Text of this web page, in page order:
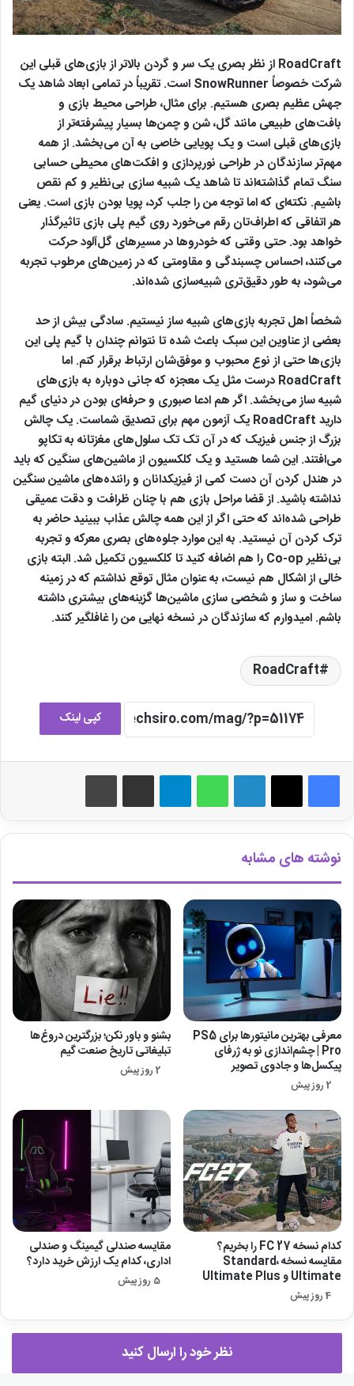
RoadCraft از نظر بصری یک سر و گردن بالاتر از بازی‌های قبلی این
شرکت خصوصاً SnowRunner است. تقریباً در تمامی ابعاد شاهد یک
جهش عظیم بصری هستیم. برای مثال، طراحی محیط بازی و
بافت‌های طبیعی مانند گل، شن و چمن‌ها بسیار پیشرفته‌تر از
بازی‌های قبلی است و یک پویایی خاصی به آن می‌بخشد. از همه
مهم‌تر سازندگان در طراحی نورپردازی و افکت‌های محیطی حسابی
سنگ تمام گذاشته‌اند تا شاهد یک شبیه سازی بی‌نظیر و کم نقص
باشیم. نکته‌ای که اما توجه من را جلب کرد، پویا بودن بازی است. یعنی
هر اتفاقی که اطراف‌تان رقم می‌خورد روی گیم پلی بازی تاثیرگذار
خواهد بود. حتی وقتی که خودروها در مسیرهای گل‌آلود حرکت
می‌کنند، احساس چسبندگی و مقاومتی که در زمین‌های مرطوب تجربه
می‌شود، به طور دقیق‌تری شبیه‌سازی شده‌اند.
شخصاً اهل تجربه بازی‌های شبیه ساز نیستیم. سادگی بیش از حد
بعضی از عناوین این سبک باعث شده تا نتوانم چندان با گیم پلی این
بازی‌ها حتی از نوع محبوب و موفق‌شان ارتباط برقرار کنم. اما
RoadCraft درست مثل یک معجزه که جانی دوباره به بازی‌های
شبیه ساز می‌بخشد. اگر هم ادعا صبوری و حرفه‌ای بودن در دنیای گیم
دارید RoadCraft یک آزمون مهم برای تصدیق شماست. یک چالش
بزرگ از جنس فیزیک که در آن تک تک سلول‌های مغزتانه به تکاپو
می‌افتند. این شما هستید و یک کلکسیون از ماشین‌های سنگین که باید
در هندل کردن آن‌ دست کمی از فیزیکدانان و راننده‌های ماشین سنگین
نداشته باشید. از قضا مراحل بازی هم با چنان ظرافت و دقت عمیقی
طراحی شده‌اند که حتی اگر از این همه چالش عذاب ببینید حاضر به
ترک کردن آن‌ نیستید. به این موارد جلوه‌های بصری معرکه و تجربه
بی‌نظیر Co-op را هم اضافه کنید تا کلکسیون تکمیل شد. البته بازی
خالی از اشکال هم نیست، به عنوان مثال توقع نداشتم که در زمینه
ساخت و ساز و شخصی سازی ماشین‌ها گزینه‌های بیشتری داشته
باشم. امیدوارم که سازندگان در نسخه نهایی من را غافلگیر کنند.
RoadCraft
کپی لینک
لینکدین واتس آپ تلگرام اشتراک گذاری از طریق ایمیل
نوشته های مشابه
معرفی بهترین مانیتورها برای ‎PS5
Pro‎ | چشم‌اندازی نو به ژرفای
پیکسل‌ها و جادوی تصویر
2 روز پیش
بشنو و باور نکن؛ بزرگترین دروغ‌ها
تبلیغاتی تاریخ صنعت گیم
2 روز پیش
کدام نسخه FC 27 را بخریم؟
مقایسه نسخه Standard،
Ultimate و Ultimate Plus
4 روز پیش
مقایسه صندلی گیمینگ و صندلی
اداری، کدام یک ارزش خرید دارد؟
5 روز پیش
نظر خود را ارسال کنید